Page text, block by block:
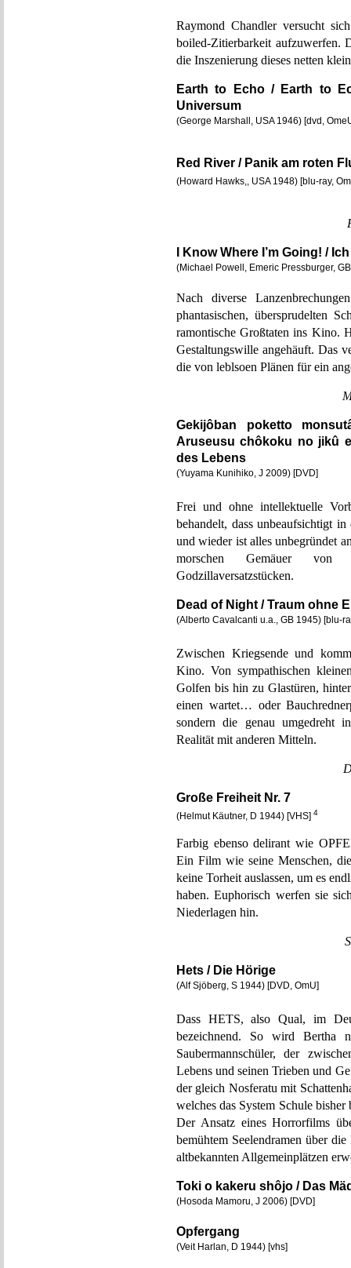
Raymond Chandler versucht
boiled-Zitierbarkeit aufzuwerfen.
die Inszenierung dieses netten
Earth to Echo / Earth to
Universum
(George Marshall, USA 1946) [dvd,
Red River / Panik am roten
(Howard Hawks,, USA 1948) [blu-ray,
I Know Where I’m Going! /
(Michael Powell, Emeric Pressburger,
Nach diverse
phantasischen, übersprudelten
ramontische Großtaten ins Kino.
Gestaltungswille angehäuft. Das
die von leblsoen Plänen für ein
Gekijôban poketto
Aruseusu chôkoku no jikû
des Lebens
(Yuyama Kunihiko, J 2009) [DVD]
Frei und ohne intellektuelle
behandelt, dass unbeaufsichtigt
und wieder ist alles unbegründet
morschen Gemäuer von
Godzillaversatzstücken.
Dead of Night / Traum ohne
(Alberto Cavalcanti u.a., GB 1945) [blu-
Zwischen Kriegsende und
Kino. Von sympathischen
Golfen bis hin zu Glastüren,
einen wartet… oder
sondern die genau umgedreht
Realität mit anderen Mitteln.
Große Freiheit Nr. 7
(Helmut Käutner, D 1944) [VHS] 4
Farbig ebenso delirant wie
Ein Film wie seine Menschen,
keine Torheit auslassen, um es
haben. Euphorisch werfen sie
Niederlagen hin.
Hets / Die Hörige
(Alf Sjöberg, S 1944) [DVD, OmU]
Dass HETS, also Qual, im
bezeichnend. So wird Bertha
Saubermannschüler, der
Lebens und seinen Trieben und
der gleich Nosferatu mit
welches das System Schule
Der Ansatz eines Horrorfilms
bemühtem Seelendramen über
altbekannten Allgemeinplätzen
Toki o kakeru shôjo / Das
(Hosoda Mamoru, J 2006) [DVD]
Opfergang
(Veit Harlan, D 1944) [vhs]